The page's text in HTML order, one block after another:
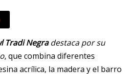
Tradi Negradestaca por su
, que combina diferentes
acrílica, la madera y el barro